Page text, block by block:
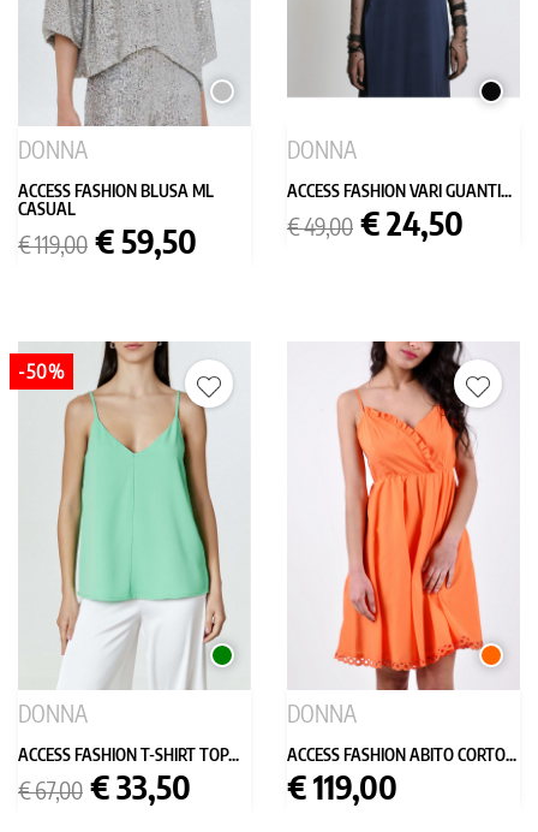
ARGENTO
DONNA
ACCESS FASHION BLUSA ML
CASUAL
Prezzo
base
€ 119,00 Prezzo
€ 59,50
NERO
DONNA
ACCESS FASHION VARI GUANTI...
Prezzo
base
€ 49,00 Prezzo
€ 24,50
VERDE
DONNA
ACCESS FASHION T-SHIRT TOP...
Prezzo
base
€ 67,00 Prezzo
€ 33,50
-50%
DONNA
ACCESS FASHION ABITO CORTO...
Prezzo
€ 119,00